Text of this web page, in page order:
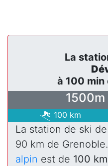
La
à 100 min
100 km
La station de ski
90 km de Grenoble.
alpin est de 100